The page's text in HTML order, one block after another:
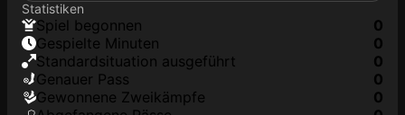
Statistiken
Spiel begonnen
0
Gespielte Minuten
0
Standardsituation ausgeführt
0
genauer Pass
0
Gewonnene Zweikämpfe
0